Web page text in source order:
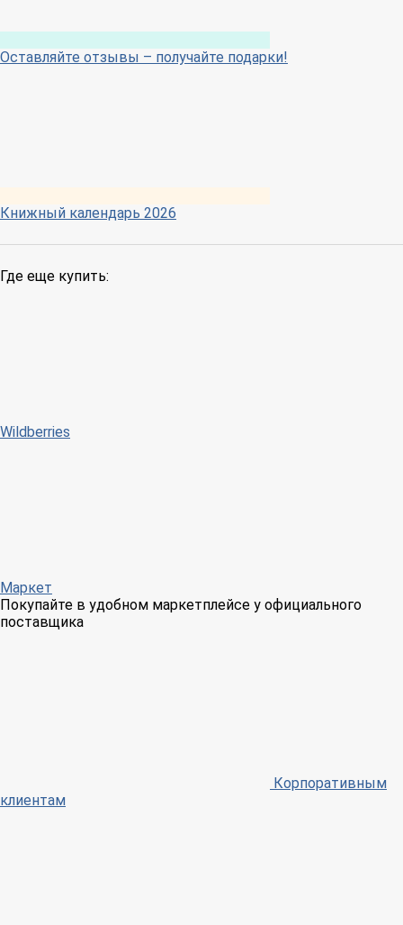
Оставляйте отзывы – получайте подарки!
Книжный календарь 2026
Где еще купить:
Wildberries
Маркет
Покупайте в удобном маркетплейсе у официального
поставщика
Корпоративным
клиентам